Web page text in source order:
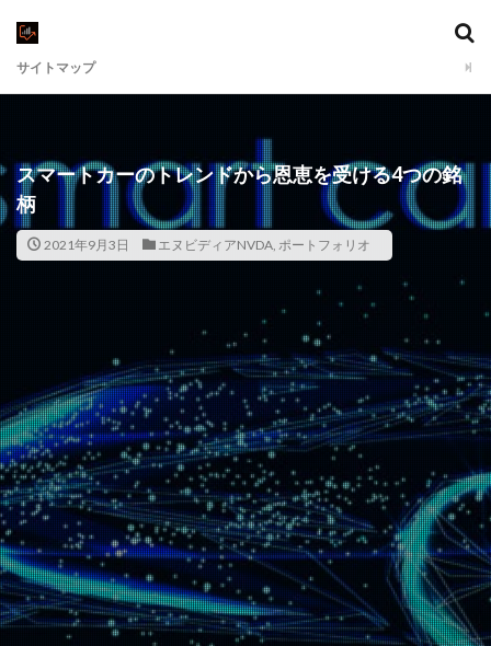
サイトマップ
スマートカーのトレンドから恩恵を受ける4つの銘
柄
2021年9月3日 エヌビディアNVDA, ポートフォリオ